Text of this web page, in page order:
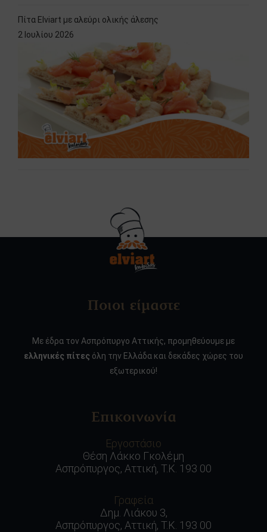
Πίτα Elviart με αλεύρι ολικής άλεσης
2 Ιουλίου 2026
Ποιοι είμαστε
Με έδρα τον Ασπρόπυργο Αττικής, προμηθεύουμε με
ελληνικές πίτες όλη την Ελλάδα και δεκάδες χώρες του
εξωτερικού!
Επικοινωνία
Εργοστάσιο
Θέση Λάκκο Γκολέμη
Ασπρόπυργος, Αττική, Τ.Κ. 193 00
Γραφεία
Δημ. Λιάκου 3,
Ασπρόπυργος, Αττική, Τ.Κ. 193 00